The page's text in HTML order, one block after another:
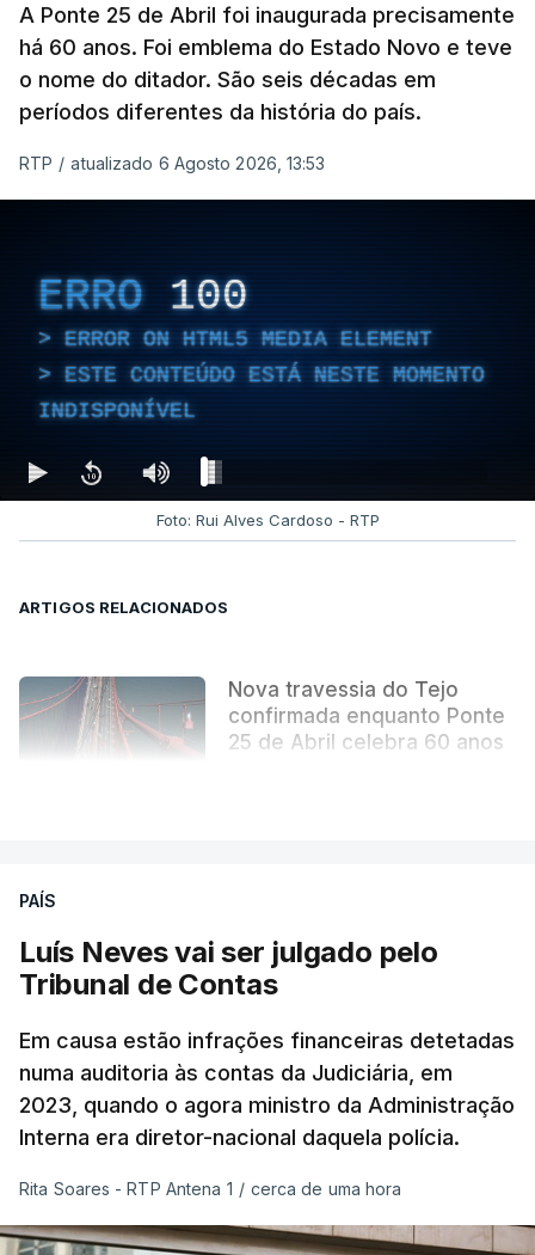
A Ponte 25 de Abril foi inaugurada precisamente
há 60 anos. Foi emblema do Estado Novo e teve
o nome do ditador. São seis décadas em
períodos diferentes da história do país.
RTP / atualizado 6 Agosto 2026, 13:53
ERRO 100
ERROR ON HTML5 MEDIA ELEMENT
ESTE CONTEÚDO ESTÁ NESTE MOMENTO
INDISPONÍVEL
Foto: Rui Alves Cardoso - RTP
ARTIGOS RELACIONADOS
Nova travessia do Tejo
confirmada enquanto Ponte
25 de Abril celebra 60 anos
PAÍS
Luís Neves vai ser julgado pelo
Tribunal de Contas
Em causa estão infrações financeiras detetadas
numa auditoria às contas da Judiciária, em
2023, quando o agora ministro da Administração
Interna era diretor-nacional daquela polícia.
Rita Soares - RTP Antena 1 / cerca de uma hora